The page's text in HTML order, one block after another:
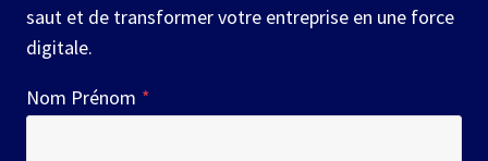
saut et de transformer votre entreprise en une force
digitale.
Nom Prénom *